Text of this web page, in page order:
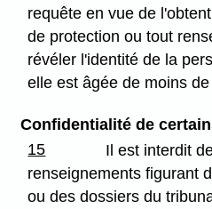
requête en vue de
de protection ou tout
révéler l'identité de la
elle est âgée de moins
Confidentialité de
15
Il est interdit
renseignements figurant
ou des dossiers du